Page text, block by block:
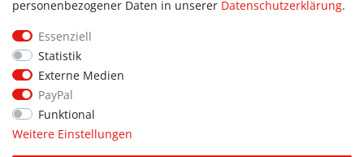
Informationen für Vereine
Informationen zur Beflockung
Newsletter-Anmeldung
personenbezogener Daten in unserer Daten­schutz­erklärung.
Essenziell
Statistik
Externe Medien
PayPal
Funktional
Weitere Einstellungen